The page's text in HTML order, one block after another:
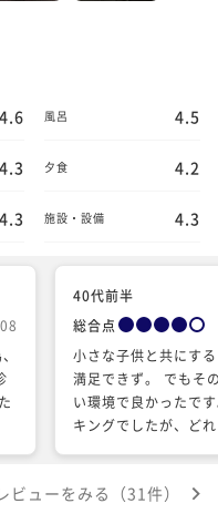
4.6 風呂 4.5
4.3 夕食 4.2
4.3 施設・設備 4.3
40代前半
総合点
小さな子供と共にす
満足できず。 でもそ
い環境で良かったで
キングでしたが、ど
ビューをみる（31件）